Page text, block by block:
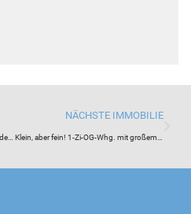
NÄCHSTE IMMOBILIE